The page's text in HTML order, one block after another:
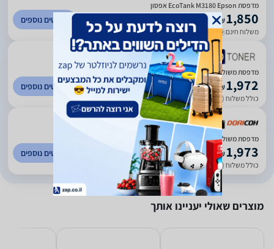
מדפסת EcoTank M3180‎ Epson אפסון
₪1,850
משלוח חינם עד 5 ימי עסקים
לפרטים נוספים
5
(
19
)
מדפסת משולבת, הזרקת דיו Epson Ecotank M3180
₪1,972
כולל משלוח (45 ₪) עד 5 ימי עסקים
לפרטים נוספים
5
(
28
)
מדפסת משולבת, הזרקת דיו Epson Ecotank M3180
₪1,973
כולל משלוח (45 ₪) עד 5 ימי עסקים
לפרטים נוספים
מוצרים שאולי יעניינו אותך